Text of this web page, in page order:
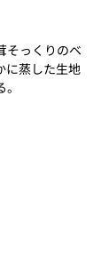
そっくりのベ
に蒸した生地